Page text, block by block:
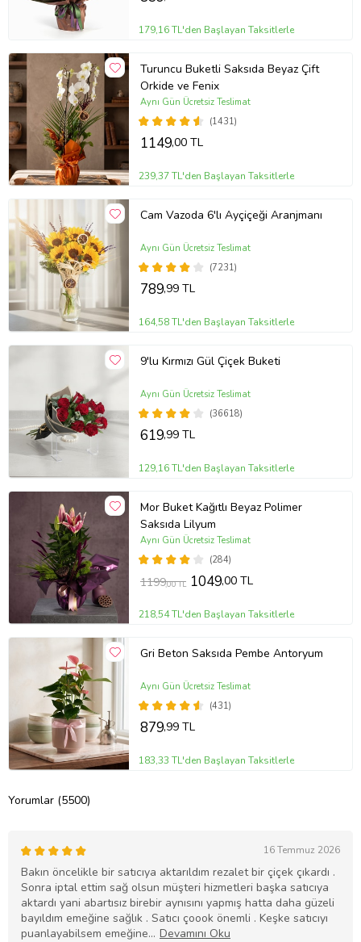
179,16 TL'den Başlayan Taksitlerle
Turuncu Buketli Saksıda Beyaz Çift
Orkide ve Fenix
(1431)
Aynı Gün Ücretsiz Teslimat
1149,00 TL
239,37 TL'den Başlayan Taksitlerle
Cam Vazoda 6'lı Ayçiçeği Aranjmanı
(7231)
Aynı Gün Ücretsiz Teslimat
789,99 TL
164,58 TL'den Başlayan Taksitlerle
9'lu Kırmızı Gül Çiçek Buketi
(36618)
Aynı Gün Ücretsiz Teslimat
619,99 TL
129,16 TL'den Başlayan Taksitlerle
Mor Buket Kağıtlı Beyaz Polimer
Saksıda Lilyum
(284)
Aynı Gün Ücretsiz Teslimat
1199,00 TL 1049,00 TL
218,54 TL'den Başlayan Taksitlerle
Gri Beton Saksıda Pembe Antoryum
(431)
Aynı Gün Ücretsiz Teslimat
879,99 TL
183,33 TL'den Başlayan Taksitlerle
Yorumlar (5500)
16 Temmuz 2026
Bakın öncelikle bir satıcıya aktarıldım rezalet bir çiçek çıkardı .
Sonra iptal ettim sağ olsun müşteri hizmetleri başka satıcıya
aktardı yani abartısız birebir aynısını yapmış hatta daha güzeli
bayıldım emeğine sağlık . Satıcı çoook önemli . Keşke satıcıyı
puanlayabilsem emeğine